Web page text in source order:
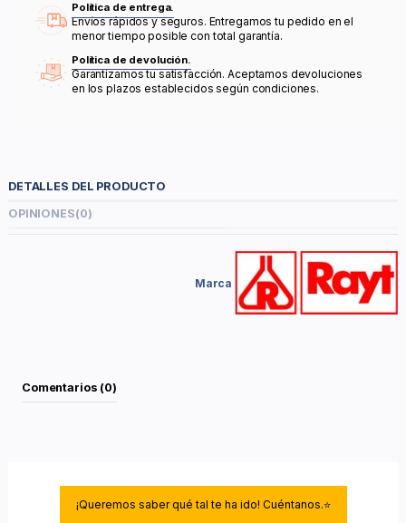
Política de entrega.
Envíos rápidos y seguros. Entregamos tu pedido en el
menor tiempo posible con total garantía.
Política de devolución.
Garantizamos tu satisfacción. Aceptamos devoluciones
en los plazos establecidos según condiciones.
DETALLES DEL PRODUCTO
OPINIONES(0)
Marca
Comentarios (0)
¡Queremos saber qué tal te ha ido! Cuéntanos.⭐